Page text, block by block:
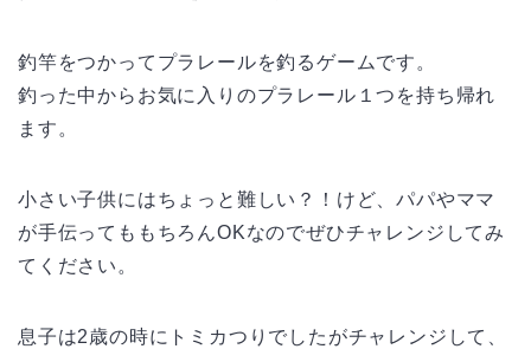
釣竿をつかってプラレールを釣るゲームです。
釣った中からお気に入りのプラレール１つを持ち帰れ
ます。
小さい子供にはちょっと難しい？！けど、パパやママ
が手伝ってももちろんOKなのでぜひチャレンジしてみ
てください。
息子は2歳の時にトミカつりでしたがチャレンジして、